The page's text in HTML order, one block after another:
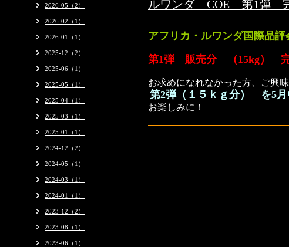
ルワンダ COE 第1弾 完
アフリカ・ルワンダ国際品
第1弾 販売分 （15kg） 完
お求めになれなかった方、ご興
第2弾（１５ｋｇ分） を5
お楽しみに！
2026-05（2）
2026-02（1）
2026-01（1）
2025-12（2）
2025-06（1）
2025-05（1）
2025-04（1）
2025-03（1）
2025-01（1）
2024-12（2）
2024-05（1）
2024-03（1）
2024-01（1）
2023-12（2）
2023-08（1）
2023-06（1）